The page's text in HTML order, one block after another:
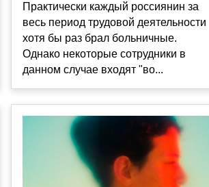
Практически каждый россиянин за
весь период трудовой деятельности
хотя бы раз брал больничные.
Однако некоторые сотрудники в
данном случае входят "во...